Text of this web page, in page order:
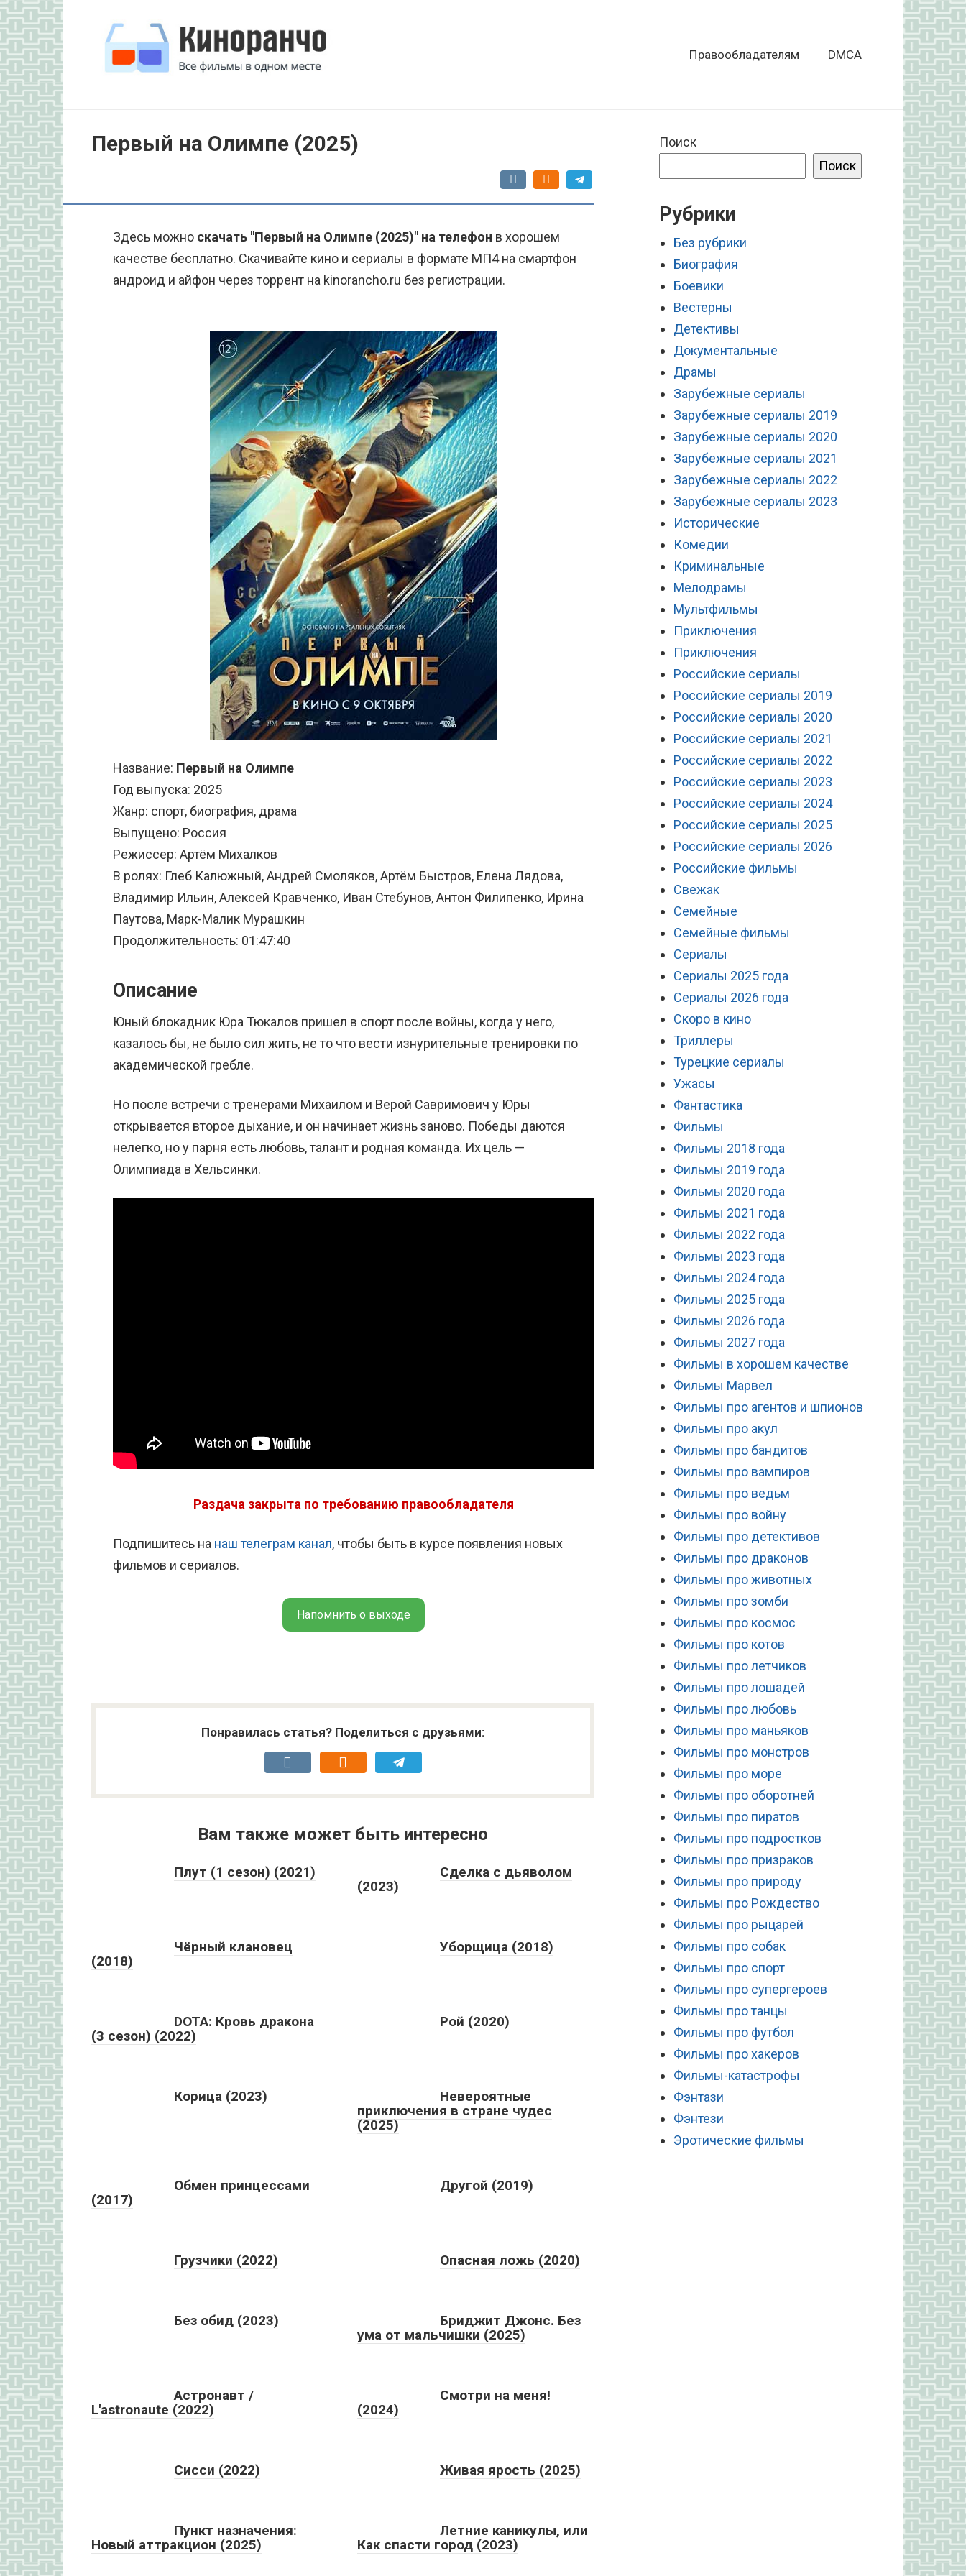
Перейти
к
контенту
Правообладателям DMCA
Первый на Олимпе (2025)
Здесь можно скачать "Первый на Олимпе (2025)" на телефон в хорошем
качестве бесплатно. Скачивайте кино и сериалы в формате МП4 на смартфон
андроид и айфон через торрент на kinorancho.ru без регистрации.
Название: Первый на Олимпе
Год выпуска: 2025
Жанр: спорт, биография, драма
Выпущено: Россия
Режиссер: Артём Михалков
В ролях: Глеб Калюжный, Андрей Смоляков, Артём Быстров, Елена Лядова,
Владимир Ильин, Алексей Кравченко, Иван Стебунов, Антон Филипенко, Ирина
Паутова, Марк-Малик Мурашкин
Продолжительность: 01:47:40
Описание
Юный блокадник Юра Тюкалов пришел в спорт после войны, когда у него,
казалось бы, не было сил жить, не то что вести изнурительные тренировки по
академической гребле.
Но после встречи с тренерами Михаилом и Верой Савримович у Юры
открывается второе дыхание, и он начинает жизнь заново. Победы даются
нелегко, но у парня есть любовь, талант и родная команда. Их цель —
Олимпиада в Хельсинки.
Раздача закрыта по требованию правообладателя
Подпишитесь на наш телеграм канал, чтобы быть в курсе появления новых
фильмов и сериалов.
Напомнить о выходе
Понравилась статья? Поделиться с друзьями:
Вам также может быть интересно
Плут (1 сезон) (2021)
Сделка с дьяволом
(2023)
Чёрный клановец
(2018)
Уборщица (2018)
DOTA: Кровь дракона
(3 сезон) (2022)
Рой (2020)
Корица (2023)
Невероятные
приключения в стране чудес
(2025)
Обмен принцессами
(2017)
Другой (2019)
Грузчики (2022) Опасная ложь (2020)
Без обид (2023)
Бриджит Джонс. Без
ума от мальчишки (2025)
Астронавт /
L'astronaute (2022)
Смотри на меня!
(2024)
Сисси (2022) Живая ярость (2025)
Пункт назначения:
Новый аттракцион (2025)
Летние каникулы, или
Как спасти город (2023)
Поиск
Поиск
Рубрики
Без рубрики
Биография
Боевики
Вестерны
Детективы
Документальные
Драмы
Зарубежные сериалы
Зарубежные сериалы 2019
Зарубежные сериалы 2020
Зарубежные сериалы 2021
Зарубежные сериалы 2022
Зарубежные сериалы 2023
Исторические
Комедии
Криминальные
Мелодрамы
Мультфильмы
Приключения
Приключения
Российские сериалы
Российские сериалы 2019
Российские сериалы 2020
Российские сериалы 2021
Российские сериалы 2022
Российские сериалы 2023
Российские сериалы 2024
Российские сериалы 2025
Российские сериалы 2026
Российские фильмы
Свежак
Семейные
Семейные фильмы
Сериалы
Сериалы 2025 года
Сериалы 2026 года
Скоро в кино
Триллеры
Турецкие сериалы
Ужасы
Фантастика
Фильмы
Фильмы 2018 года
Фильмы 2019 года
Фильмы 2020 года
Фильмы 2021 года
Фильмы 2022 года
Фильмы 2023 года
Фильмы 2024 года
Фильмы 2025 года
Фильмы 2026 года
Фильмы 2027 года
Фильмы в хорошем качестве
Фильмы Марвел
Фильмы про агентов и шпионов
Фильмы про акул
Фильмы про бандитов
Фильмы про вампиров
Фильмы про ведьм
Фильмы про войну
Фильмы про детективов
Фильмы про драконов
Фильмы про животных
Фильмы про зомби
Фильмы про космос
Фильмы про котов
Фильмы про летчиков
Фильмы про лошадей
Фильмы про любовь
Фильмы про маньяков
Фильмы про монстров
Фильмы про море
Фильмы про оборотней
Фильмы про пиратов
Фильмы про подростков
Фильмы про призраков
Фильмы про природу
Фильмы про Рождество
Фильмы про рыцарей
Фильмы про собак
Фильмы про спорт
Фильмы про супергероев
Фильмы про танцы
Фильмы про футбол
Фильмы про хакеров
Фильмы-катастрофы
Фэнтази
Фэнтези
Эротические фильмы